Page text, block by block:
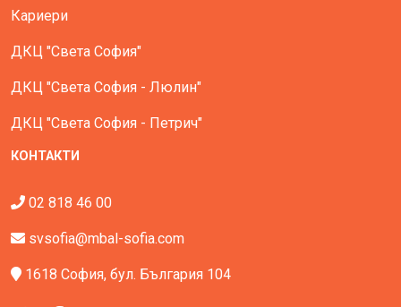
Кариери
ДКЦ "Света София"
ДКЦ "Света София - Люлин"
ДКЦ "Света София - Петрич"
КОНТАКТИ
02 818 46 00
svsofia@mbal-sofia.com
1618 София, бул. България 104